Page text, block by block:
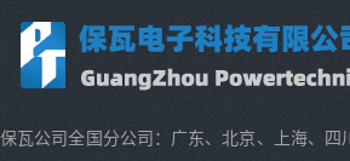
保瓦公司全国分公司：广东、北京、上海、